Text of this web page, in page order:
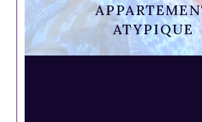
ATYPIQUE